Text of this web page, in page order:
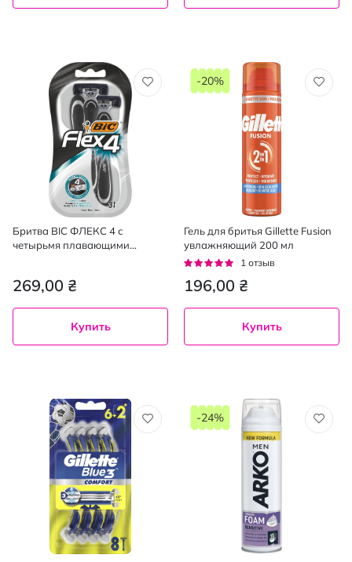
Бритва BIC ФЛЕКС 4 с
четырьмя плавающими
269,00 ₴
Купить
Гель для бритья Gillette Fusion
увлажняющий 200 мл
Рейтинг:
1 отзыв
196,00 ₴
-20%
Купить
-24%